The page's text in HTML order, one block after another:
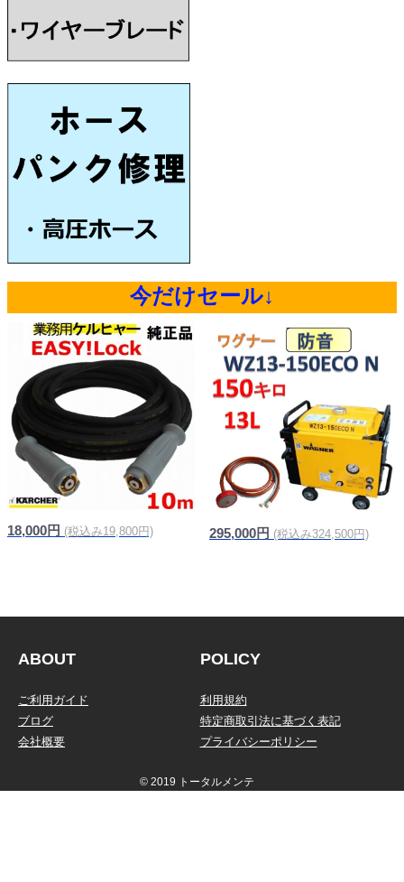
今だけセール↓
18,000円 (税込み19,800円) 295,000円 (税込み324,500円)
ABOUT
ご利用ガイド
ブログ
会社概要
POLICY
利用規約
特定商取引法に基づく表記
プライバシーポリシー
© 2019 トータルメンテ